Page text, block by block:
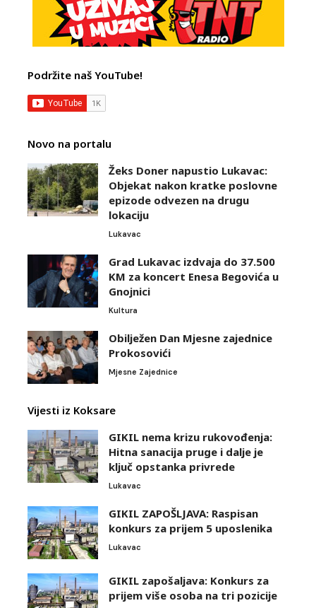
Podržite naš YouTube!
Novo na portalu
Žeks Doner napustio Lukavac:
Objekat nakon kratke poslovne
epizode odvezen na drugu
lokaciju
Lukavac
Grad Lukavac izdvaja do 37.500
KM za koncert Enesa Begovića u
Gnojnici
Kultura
Obilježen Dan Mjesne zajednice
Prokosovići
Mjesne Zajednice
Vijesti iz Koksare
GIKIL nema krizu rukovođenja:
Hitna sanacija pruge i dalje je
ključ opstanka privrede
Lukavac
GIKIL ZAPOŠLJAVA: Raspisan
konkurs za prijem 5 uposlenika
Lukavac
GIKIL zapošaljava: Konkurs za
prijem više osoba na tri pozicije